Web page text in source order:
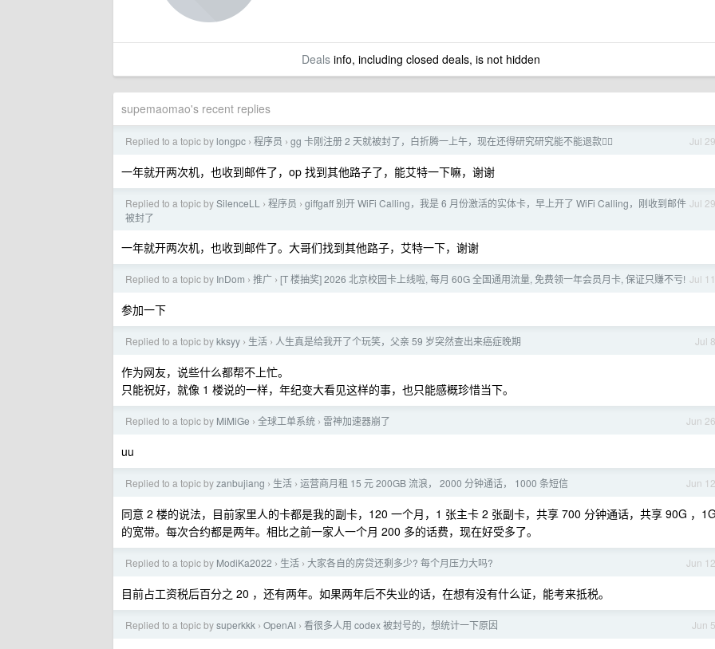
Dealsinfo, including closed deals, is not hidden
supemaomao's recent replies
Jul 29
Replied to a topic by longpc › 程序员 › gg 卡刚注册 2 天就被封了，白折腾一上午，现在还得研究研究能不能退款🙂‍↔️
一年就开两次机，也收到邮件了，op 找到其他路子了，能艾特一下嘛，谢谢
Jul 29
Replied to a topic bySilenceLL › 程序员 › giffgaff 别开 WiFi Calling，我是 6 月份激活的实体卡，早上开了 WiFi Calling，刚收到邮件
被封了
一年就开两次机，也收到邮件了。大哥们找到其他路子，艾特一下，谢谢
Jul 11
Replied to a topic by InDom › 推广 › [T 楼抽奖] 2026 北京校园卡上线啦, 每月 60G 全国通用流量, 免费领一年会员月卡, 保证只赚不亏!
参加一下
Jul 8
Replied to a topic bykksyy › 生活 › 人生真是给我开了个玩笑，父亲 59 岁突然查出来癌症晚期
作为网友，说些什么都帮不上忙。
只能祝好，就像 1 楼说的一样，年纪变大看见这样的事，也只能感概珍惜当下。
Jun 26
Replied to a topic by MiMiGe › 全球工单系统 › 雷神加速器崩了
uu
Jun 12
Replied to a topic byzanbujiang › 生活 › 运营商月租 15 元 200GB 流浪， 2000 分钟通话， 1000 条短信
同意 2 楼的说法，目前家里人的卡都是我的副卡，120 一个月，1 张主卡 2 张副卡，共享 700 分钟通话，共享 90G ，1G
的宽带。每次合约都是两年。相比之前一家人一个月 200 多的话费，现在好受多了。
Jun 12
Replied to a topic by ModiKa2022 › 生活 › 大家各自的房贷还剩多少? 每个月压力大吗?
目前占工资税后百分之 20 ，还有两年。如果两年后不失业的话，在想有没有什么证，能考来抵税。
Jun 5
Replied to a topic bysuperkkk › OpenAI › 看很多人用 codex 被封号的，想统计一下原因